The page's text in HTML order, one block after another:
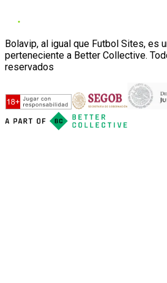
Bolavip, al igual que Futbol Sites, es
perteneciente a Better Collective.
reservados